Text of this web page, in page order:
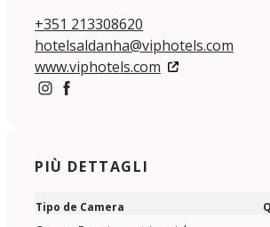
+351 213308620
hotelsaldanha@viphotels.com
www.viphotels.com
PIÙ DETTAGLI
Tipo de Camera